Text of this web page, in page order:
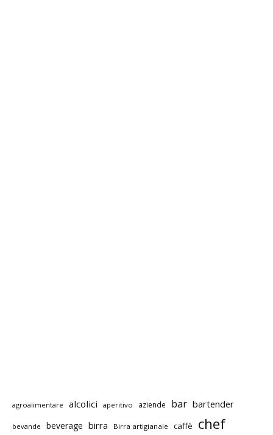
agroalimentare alcolici aperitivo aziende bar bartender
bevande beverage birra Birra artigianale caffè chef